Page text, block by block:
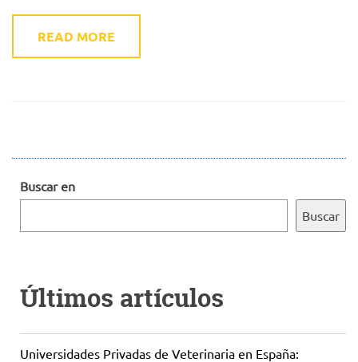
READ MORE
Buscar en
Buscar
Últimos artículos
Universidades Privadas de Veterinaria en España: